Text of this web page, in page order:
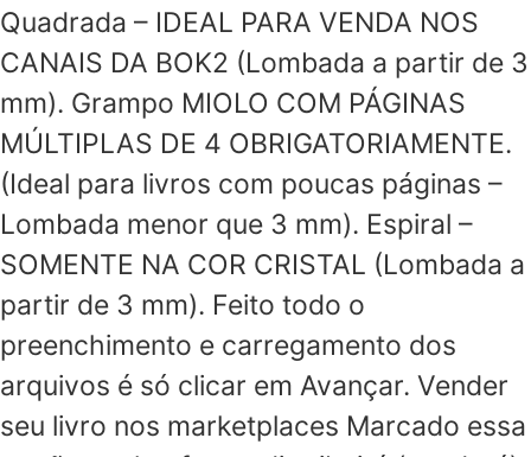
Quadrada – IDEAL PARA VENDA NOS
CANAIS DA BOK2 (Lombada a partir de 3
mm). Grampo MIOLO COM PÁGINAS
MÚLTIPLAS DE 4 OBRIGATORIAMENTE.
(Ideal para livros com poucas páginas –
Lombada menor que 3 mm). Espiral –
SOMENTE NA COR CRISTAL (Lombada a
partir de 3 mm). Feito todo o
preenchimento e carregamento dos
arquivos é só clicar em Avançar. Vender
seu livro nos marketplaces Marcado essa